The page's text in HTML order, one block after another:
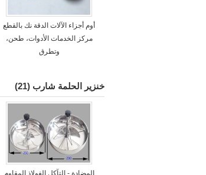
أوم أجزاء الآلات الدقة نك بالقطع
مركز الخدمات الأدوات، طحن،
وتطرق
خنزير الحلمة شارب (21)
المضادة - التآكل الفولاذ المقاوم